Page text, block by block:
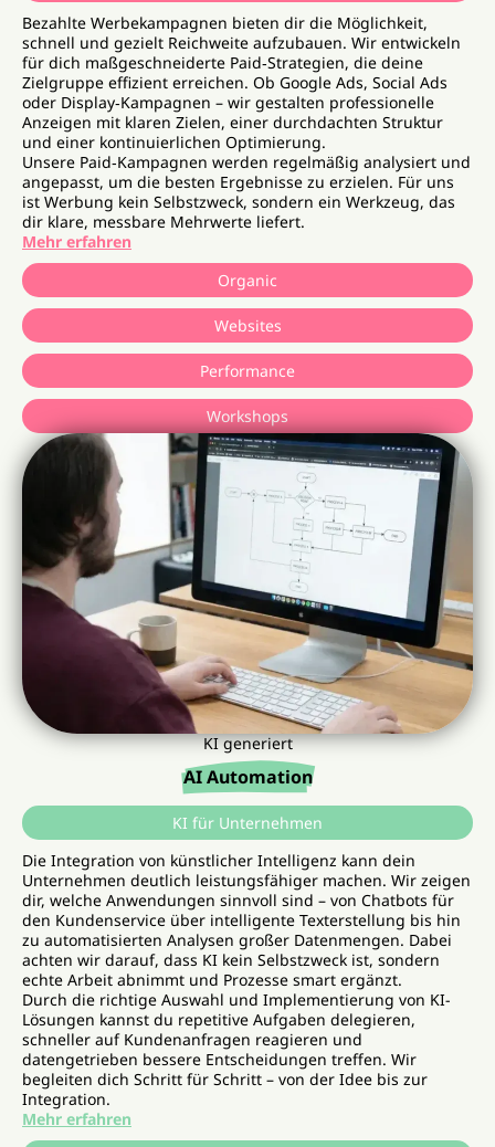
Organic
Websites
Performance
Workshops
Bezahlte Werbekampagnen bieten dir die Möglichkeit,
schnell und gezielt Reichweite aufzubauen. Wir entwickeln
für dich maßgeschneiderte Paid‑Strategien, die deine
Zielgruppe effizient erreichen. Ob Google Ads, Social Ads
oder Display‑Kampagnen – wir gestalten professionelle
Anzeigen mit klaren Zielen, einer durchdachten Struktur
und einer kontinuierlichen Optimierung.
Unsere Paid‑Kampagnen werden regelmäßig analysiert und
angepasst, um die besten Ergebnisse zu erzielen. Für uns
ist Werbung kein Selbstzweck, sondern ein Werkzeug, das
dir klare, messbare Mehrwerte liefert.
Mehr erfahren
AI Automation
KI für Unternehmen
Die Integration von künstlicher Intelligenz kann dein
Unternehmen deutlich leistungsfähiger machen. Wir zeigen
dir, welche Anwendungen sinnvoll sind – von Chatbots für
den Kundenservice über intelligente Texterstellung bis hin
zu automatisierten Analysen großer Datenmengen. Dabei
achten wir darauf, dass KI kein Selbstzweck ist, sondern
echte Arbeit abnimmt und Prozesse smart ergänzt.
Durch die richtige Auswahl und Implementierung von KI-
Lösungen kannst du repetitive Aufgaben delegieren,
schneller auf Kundenanfragen reagieren und
datengetrieben bessere Entscheidungen treffen. Wir
begleiten dich Schritt für Schritt – von der Idee bis zur
Integration.
Mehr erfahren
KI generiert